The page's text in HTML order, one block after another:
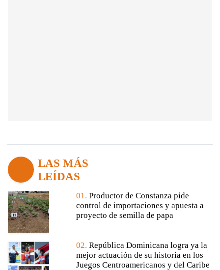
LAS MÁS
LEÍDAS
01. Productor de Constanza pide
control de importaciones y apuesta a
proyecto de semilla de papa
02. República Dominicana logra ya la
mejor actuación de su historia en los
Juegos Centroamericanos y del Caribe